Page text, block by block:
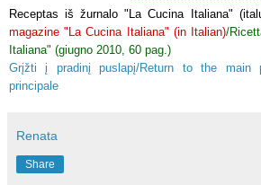
Receptas iš žurnalo "La Cucina Italiana"
magazine "La Cucina Italiana" (in Italian)/
Italiana" (giugno 2010, 60 pag.)
Grįžti į pradinį puslapį/Return to the main
principale
Renata
Share